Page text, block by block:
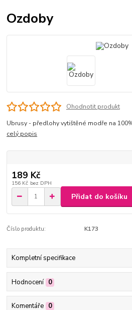
Ozdoby
Ohodnotit produkt
Ubrusy - předlohy vytištěné modře na
celý popis
189 Kč
156 Kč bez DPH
Přidat do košíku
Číslo produktu: K173
Kompletní specifikace
Hodnocení 0
Komentáře 0